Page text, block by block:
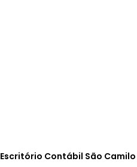
Escritório Contábil São Camilo